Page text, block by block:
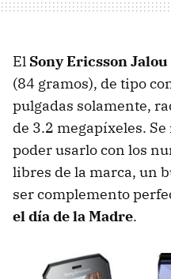
El Sony Ericsson Jalou
(84 gramos), de tipo
pulgadas solamente,
de 3.2 megapíxeles.
poder usarlo con los
libres de la marca, un
ser complemento
el día de la Madre.